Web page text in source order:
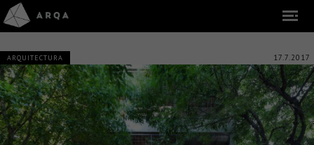
ARQUITECTURA 17.7.2017